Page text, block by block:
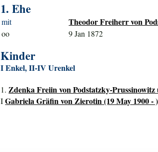
1. Ehe
mit Theodor Freiherr von
oo 9 Jan 1872
Kinder
I Enkel, II-IV Urenkel
1.Zdenka Freiin von Podstatzky-Prussinowitz
IGabriela Gräfin von Zierotin (19 May 1900 - )